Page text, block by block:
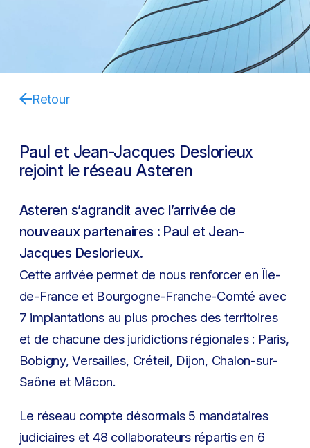
Retour
Paul et Jean-Jacques Deslorieux
rejoint le réseau Asteren
Asteren s’agrandit avec l’arrivée de
nouveaux partenaires : Paul et Jean-
Jacques Deslorieux.
Cette arrivée permet de nous renforcer en Île-
de-France et Bourgogne-Franche-Comté avec
7 implantations au plus proches des territoires
et de chacune des juridictions régionales : Paris,
Bobigny, Versailles, Créteil, Dijon, Chalon-sur-
Saône et Mâcon.
Le réseau compte désormais 5 mandataires
judiciaires et 48 collaborateurs répartis en 6